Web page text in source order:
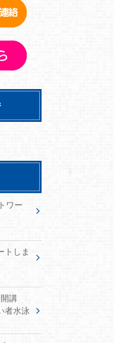
ワー
トしま
講
水泳